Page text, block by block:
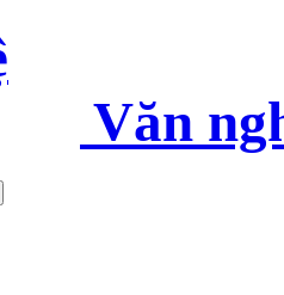
Văn